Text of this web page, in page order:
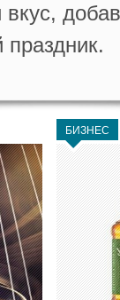
праздник.
БИЗНЕС